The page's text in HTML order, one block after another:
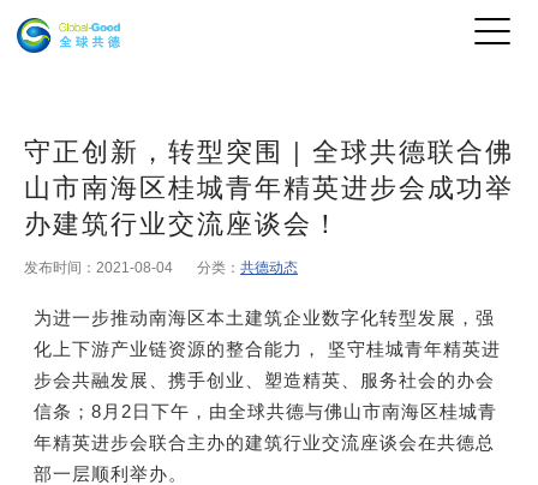
守正创新，转型突围 | 全球共德联合佛
山市南海区桂城青年精英进步会成功举
办建筑行业交流座谈会！
发布时间：2021-08-04 分类： 共德动态
为进一步推动南海区本土建筑企业数字化转型发展，强
化上下游产业链资源的整合能力， 坚守桂城青年精英进
步会共融发展、携手创业、塑造精英、服务社会的办会
信条；8月2日下午，由全球共德与佛山市南海区桂城青
年精英进步会联合主办的建筑行业交流座谈会在共德总
部一层顺利举办。